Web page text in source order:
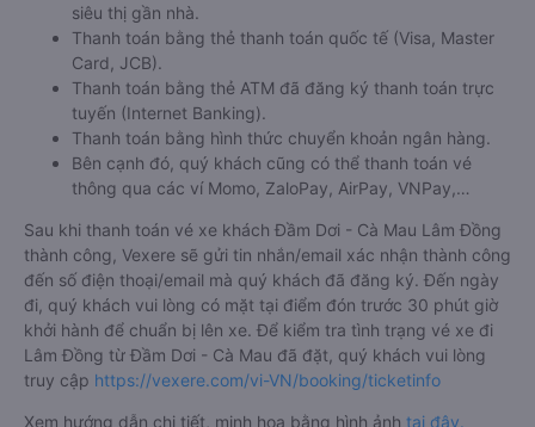
siêu thị gần nhà.
Thanh toán bằng thẻ thanh toán quốc tế (Visa, Master
Card, JCB).
Thanh toán bằng thẻ ATM đã đăng ký thanh toán trực
tuyến (Internet Banking).
Thanh toán bằng hình thức chuyển khoản ngân hàng.
Bên cạnh đó, quý khách cũng có thể thanh toán vé
thông qua các ví Momo, ZaloPay, AirPay, VNPay,…
Sau khi thanh toán vé xe khách Đầm Dơi - Cà Mau Lâm Đồng
thành công, Vexere sẽ gửi tin nhắn/email xác nhận thành công
đến số điện thoại/email mà quý khách đã đăng ký. Đến ngày
đi, quý khách vui lòng có mặt tại điểm đón trước 30 phút giờ
khởi hành để chuẩn bị lên xe. Để kiểm tra tình trạng vé xe đi
Lâm Đồng từ Đầm Dơi - Cà Mau đã đặt, quý khách vui lòng
truy cập https://vexere.com/vi-VN/booking/ticketinfo
Xem hướng dẫn chi tiết, minh họa bằng hình ảnh tại đây.